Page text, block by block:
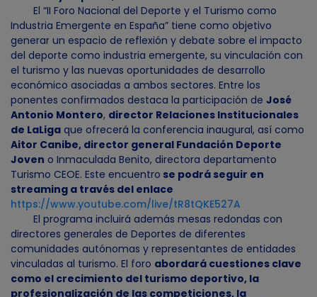
El “II Foro Nacional del Deporte y el Turismo como
Industria Emergente en España” tiene como objetivo
generar un espacio de reflexión y debate sobre el impacto
del deporte como industria emergente, su vinculación con
el turismo y las nuevas oportunidades de desarrollo
económico asociadas a ambos sectores. Entre los
ponentes confirmados destaca la participación de José
Antonio Montero, director Relaciones Institucionales
de LaLiga que ofrecerá la conferencia inaugural, así como
Aitor Canibe, director general Fundación Deporte
Joven o Inmaculada Benito, directora departamento
Turismo CEOE. Este encuentro se podrá seguir en
streaming a través del enlace
https://www.youtube.com/live/tR8tQKE527A
El programa incluirá además mesas redondas con
directores generales de Deportes de diferentes
comunidades autónomas y representantes de entidades
vinculadas al turismo. El foro abordará cuestiones clave
como el crecimiento del turismo deportivo, la
profesionalización de las competiciones, la